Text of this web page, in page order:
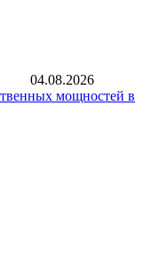
04.08.2026
мощностей в